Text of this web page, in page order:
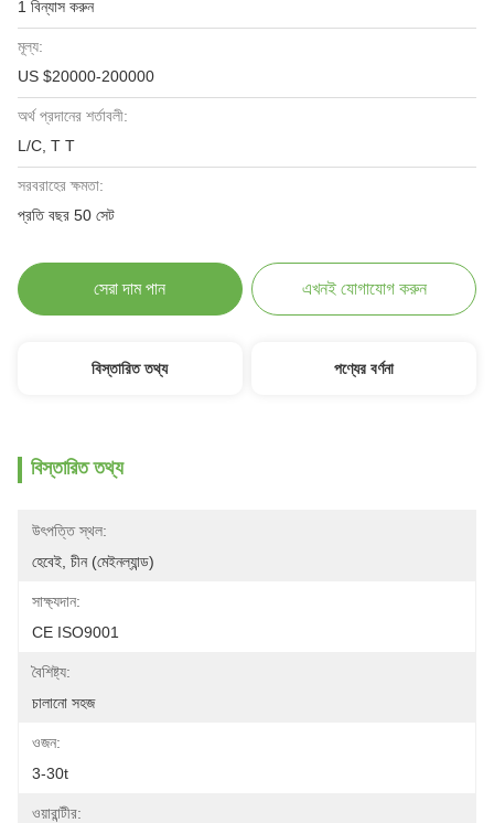
1 বিন্যাস করুন
মূল্য:
US $20000-200000
অর্থ প্রদানের শর্তাবলী:
L/C, T T
সরবরাহের ক্ষমতা:
প্রতি বছর 50 সেট
সেরা দাম পান এখনই যোগাযোগ করুন
বিস্তারিত তথ্য পণ্যের বর্ণনা
বিস্তারিত তথ্য
উৎপত্তি স্থল:
হেবেই, চীন (মেইনল্যান্ড)
সাক্ষ্যদান:
CE ISO9001
বৈশিষ্ট্য:
চালানো সহজ
ওজন:
3-30t
ওয়ারান্টীর: